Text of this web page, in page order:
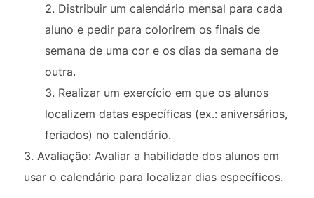
Distribuir um calendário mensal para cada
aluno e pedir para colorirem os finais de
semana de uma cor e os dias da semana de
outra.
Realizar um exercício em que os alunos
localizem datas específicas (ex.: aniversários,
feriados) no calendário.
Avaliação: Avaliar a habilidade dos alunos em
usar o calendário para localizar dias específicos.